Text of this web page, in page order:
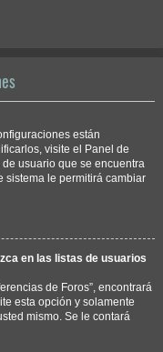
están
visite el Panel de
usuario que se encuentra
sistema le permitirá cambiar
en las listas de usuarios
de Foros”, encontrará
esta opción y solamente
mismo. Se le contará